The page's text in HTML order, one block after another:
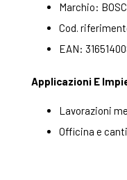
Marchio:
Cod.
EAN:
Applicazioni E
Lavorazioni
Officina e